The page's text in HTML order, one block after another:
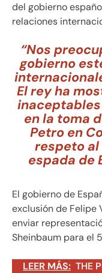
del gobierno
relaciones
“Nos
gobierno
El rey ha
en la toma
Petro en
respeto al
espada de
El gobierno de
exclusión de Felipe
enviar
Sheinbaum para el
LEER MÁS: THE